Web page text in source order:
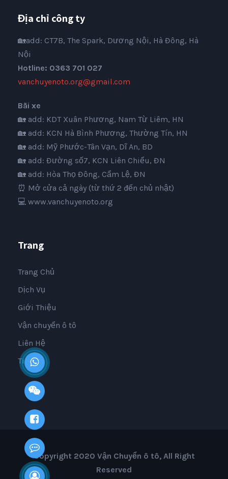
Địa chỉ công ty
🏡add: CT7B, The Spark, Dương Nội, Hà Đông, Hà
Nội
Hotline: 0363 701 027
vanchuyenoto.org@gmail.com
Bãi xe
🏡 add: KDT Xuân Phương, Nam Từ Liêm, HN
🏡 add: KCN Hà Bình Phương, Thường Tín, HN
🏡 add: Mỹ Phước-Tân Vạn, Dĩ An, BD
🏡 add: Đường số7, KCN Liên Chiểu, ĐN
🏡 add: Hòa Thọ Đông, Cẩm Lệ, ĐN
⏰ Mở cửa cả ngày (từ thứ 2 đến chủ nhật)
💻 www.vanchuyenoto.org
Trang
Trang Chủ
Dịch Vụ
Giới Thiệu
Vận chuyển ô tô
Liên Hệ
Tin Tức
Copyright 2020 Vận Chuyển ô tô, All Right
Reserved